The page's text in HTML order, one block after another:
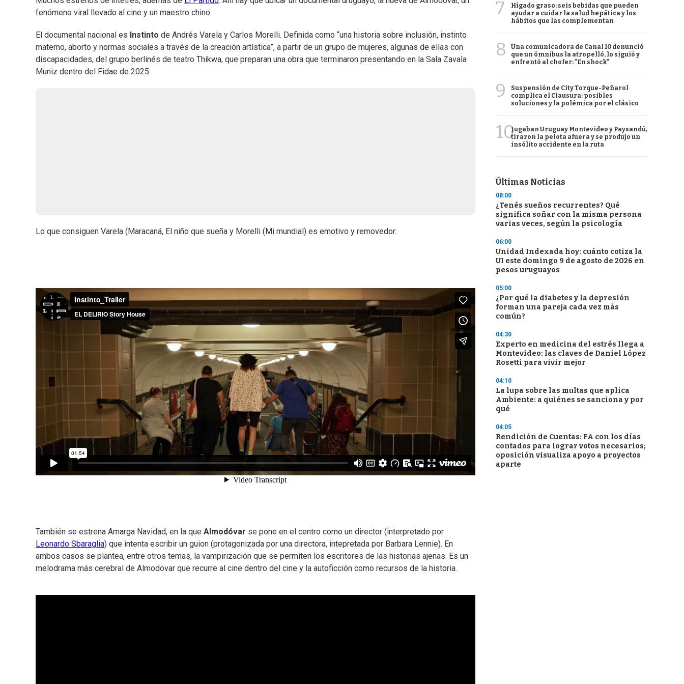
fenómeno viral llevado al cine y un maestro chino.
El documental nacional es Instinto de Andrés Varela y Carlos Morelli. Definida como “una historia sobre inclusión, instinto
materno, aborto y normas sociales a través de la creación artística”, a partir de un grupo de mujeres, algunas de ellas con
discapacidades, del grupo berlinés de teatro Thikwa, que preparan una obra que terminaron presentando en la Sala Zavala
Muniz dentro del Fidae de 2025.
Lo que consiguen Varela (Maracaná, El niño que sueña y Morelli (Mi mundial) es emotivo y removedor.
También se estrena Amarga Navidad, en la que Almodóvar se pone en el centro como un director (interpretado por
Leonardo Sbaraglia) que intenta escribir un guion (protagonizada por una directora, intepretada por Barbara Lennie). En
ambos casos se plantea, entre otros temas, la vampirización que se permiten los escritores de las historias ajenas. Es un
melodrama más cerebral de Almodovar que recurre al cine dentro del cine y la autoficción como recursos de la historia.
7
Hígado graso: seis bebidas que pueden
ayudar a cuidar la salud hepática y los
hábitos que las complementan
8
Una comunicadora de Canal 10 denunció
que un ómnibus la atropelló, lo siguió y
enfrentó al chofer: "En shock"
9
Suspensión de City Torque-Peñarol
complica el Clausura: posibles
soluciones y la polémica por el clásico
10Jugaban Uruguay Montevideo y Paysandú,
tiraron la pelota afuera y se produjo un
insólito accidente en la ruta
Últimas Noticias
08:00
¿Tenés sueños recurrentes? Qué
significa soñar con la misma persona
varias veces, según la psicología
06:00
Unidad Indexada hoy: cuánto cotiza la
UI este domingo 9 de agosto de 2026 en
pesos uruguayos
05:00
¿Por qué la diabetes y la depresión
forman una pareja cada vez más
común?
04:30
Experto en medicina del estrés llega a
Montevideo: las claves de Daniel López
Rosetti para vivir mejor
04:10
La lupa sobre las multas que aplica
Ambiente: a quiénes se sanciona y por
qué
04:05
Rendición de Cuentas: FA con los días
contados para lograr votos necesarios;
oposición visualiza apoyo a proyectos
aparte